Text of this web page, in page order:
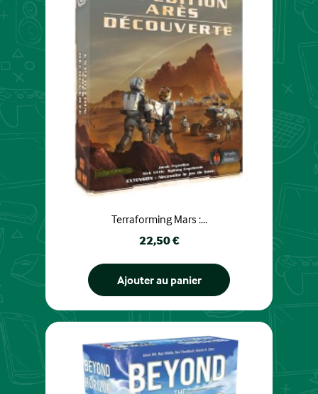
Terraforming Mars :...
Prix
22,50 €
Ajouter au panier